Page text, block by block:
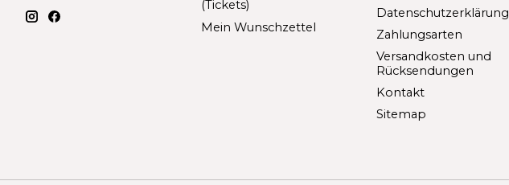
(Tickets)
Mein Wunschzettel
Datenschutzerklärung
Zahlungsarten
Versandkosten und
Rücksendungen
Kontakt
Sitemap